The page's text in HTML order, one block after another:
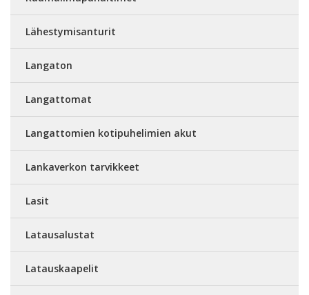
Lähestymisanturit
Langaton
Langattomat
Langattomien kotipuhelimien akut
Lankaverkon tarvikkeet
Lasit
Latausalustat
Latauskaapelit